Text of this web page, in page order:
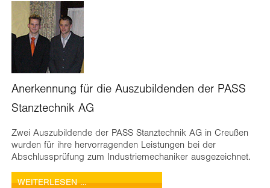
Anerkennung für die Auszubildenden der PASS
Stanztechnik AG
Zwei Auszubildende der PASS Stanztechnik AG in Creußen
wurden für ihre hervorragenden Leistungen bei der
Abschlussprüfung zum Industriemechaniker ausgezeichnet.
WEITERLESEN …